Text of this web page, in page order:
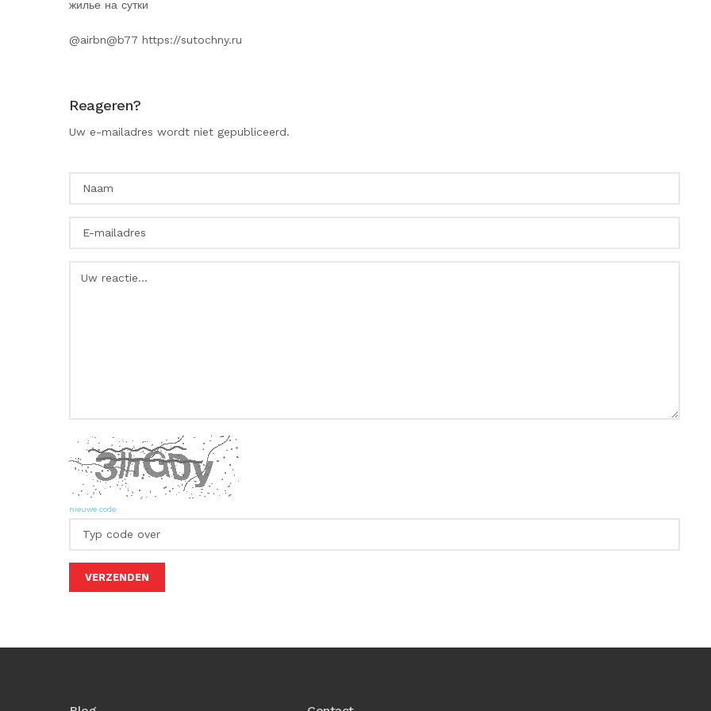
жилье на сутки
@airbn@b77 https://sutochny.ru
Reageren?
Uw e-mailadres wordt niet gepubliceerd.
nieuwe code